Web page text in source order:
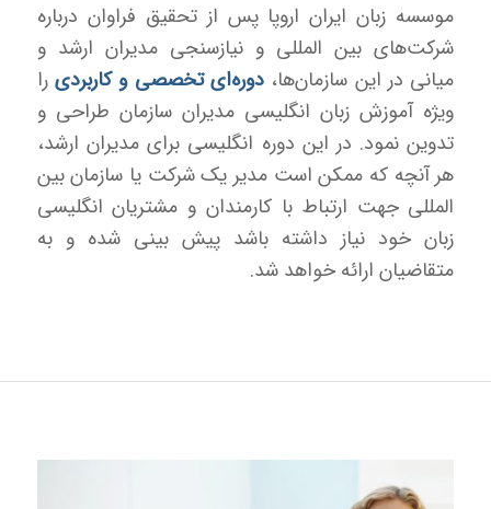
موسسه زبان ایران اروپا پس از تحقیق فراوان درباره
شرکت‌های بین المللی و نیازسنجی مدیران ارشد و
میانی در این سازمان‌ها، دوره‌ای تخصصی و کاربردی را
ویژه آموزش زبان انگلیسی مدیران سازمان طراحی و
تدوین نمود. در این دوره انگلیسی برای مدیران ارشد،
هر آنچه که ممکن است مدیر یک شرکت یا سازمان بین
المللی جهت ارتباط با کارمندان و مشتریان انگلیسی
زبان خود نیاز داشته باشد پیش بینی شده و به
متقاضیان ارائه خواهد شد.